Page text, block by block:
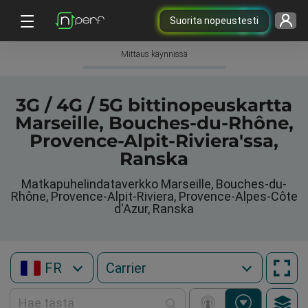
Suorita nopeustesti
Mittaus käynnissä
3G / 4G / 5G bittinopeuskartta
Marseille, Bouches-du-Rhône,
Provence-Alpit-Riviera'ssa,
Ranska
Matkapuhelindataverkko Marseille, Bouches-du-
Rhône, Provence-Alpit-Riviera, Provence-Alpes-Côte
d'Azur, Ranska
FR